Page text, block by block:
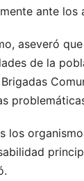
ante los
aseveró
de la
los